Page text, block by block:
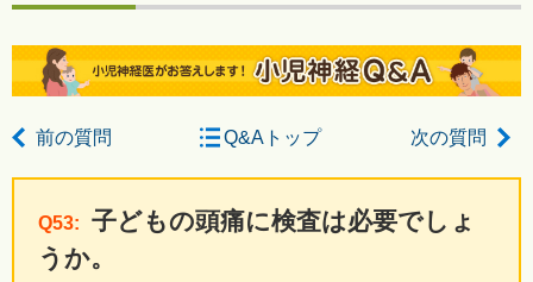
前の質問 Q&Aトップ 次の質問
Q53:
子どもの頭痛に検査は必要でしょ
うか。